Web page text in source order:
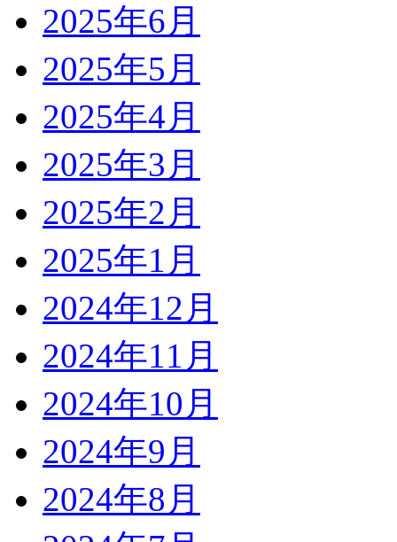
2025年6月
2025年5月
2025年4月
2025年3月
2025年2月
2025年1月
2024年12月
2024年11月
2024年10月
2024年9月
2024年8月